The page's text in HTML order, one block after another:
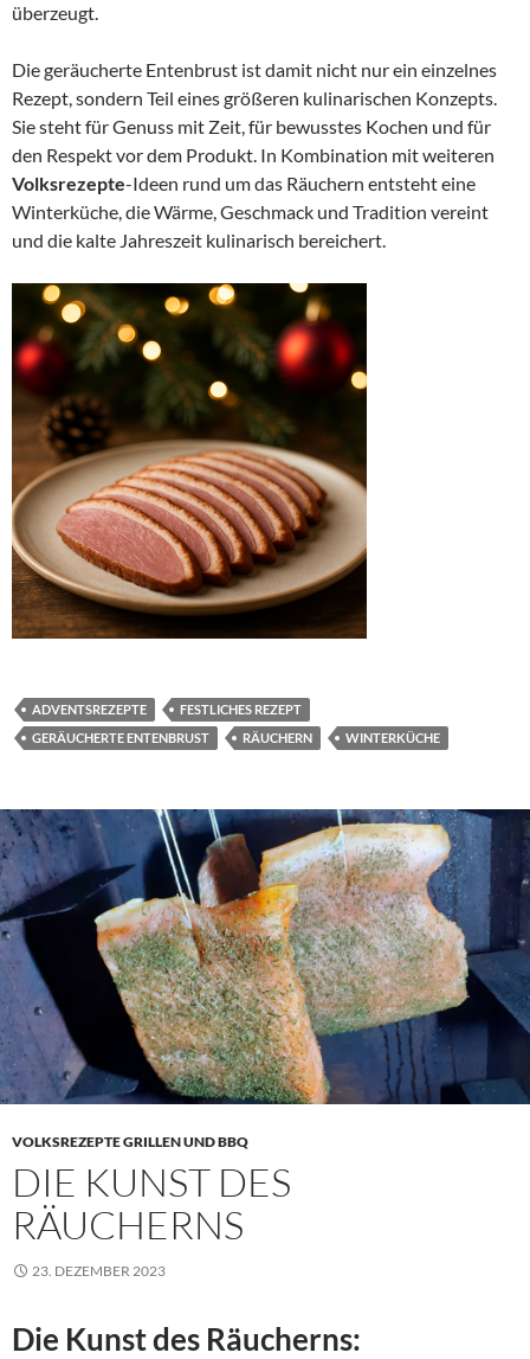
überzeugt.
Die geräucherte Entenbrust ist damit nicht nur ein einzelnes
Rezept, sondern Teil eines größeren kulinarischen Konzepts.
Sie steht für Genuss mit Zeit, für bewusstes Kochen und für
den Respekt vor dem Produkt. In Kombination mit weiteren
Volksrezepte-Ideen rund um das Räuchern entsteht eine
Winterküche, die Wärme, Geschmack und Tradition vereint
und die kalte Jahreszeit kulinarisch bereichert.
ADVENTSREZEPTE
FESTLICHES REZEPT
GERÄUCHERTE ENTENBRUST
RÄUCHERN WINTERKÜCHE
VOLKSREZEPTE GRILLEN UND BBQ
DIE KUNST DES
RÄUCHERNS
23. DEZEMBER 2023
Die Kunst des Räucherns: